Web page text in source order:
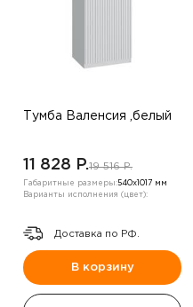
Тумба Валенсия ,белый
11 828 P.19 516 P.
Габаритные размеры:540х1017 мм
Варианты исполнения (цвет):
Доставка по РФ.
В корзину